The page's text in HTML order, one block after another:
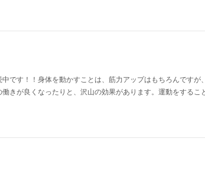
です！！身体を動かすことは、筋力アップはもちろんですが
きが良くなったりと、沢山の効果があります。運動をする